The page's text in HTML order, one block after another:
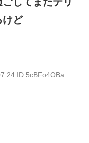
けど
ID:5cBFo4OBa